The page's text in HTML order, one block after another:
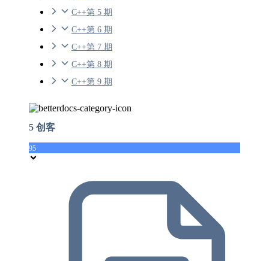
C++第 5 期
C++第 6 期
C++第 7 期
C++第 8 期
C++第 9 期
5 创客
95